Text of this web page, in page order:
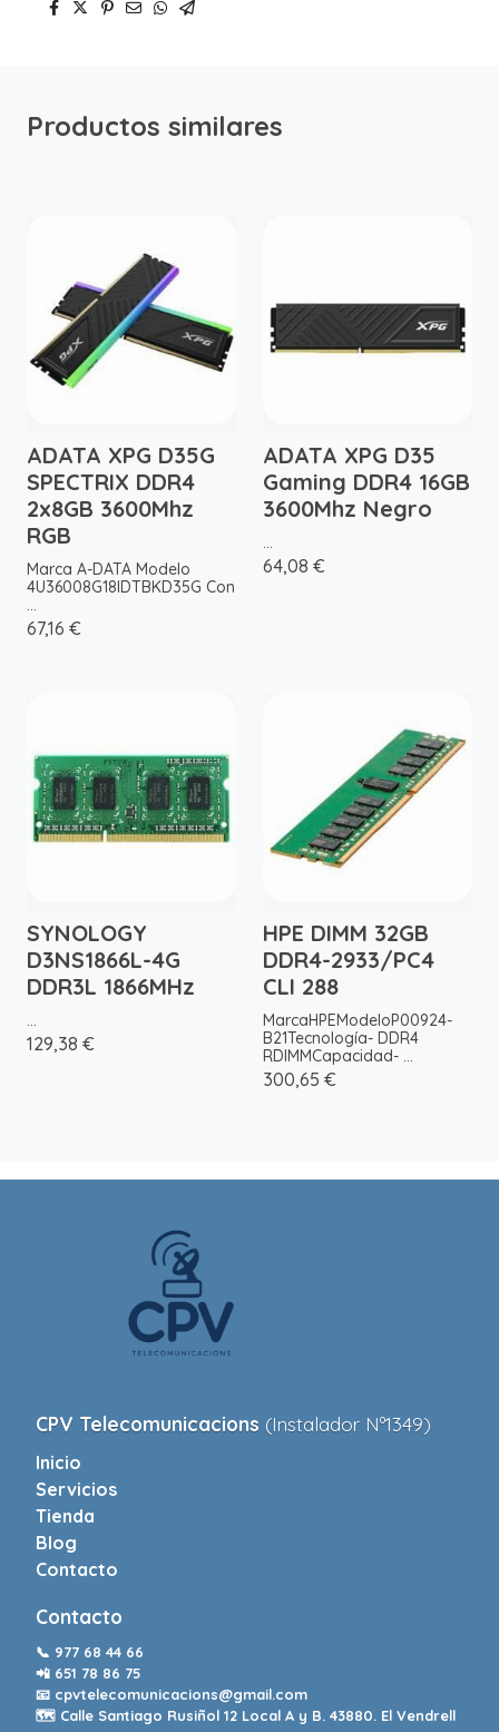
Productos similares
ADATA XPG D35G
SPECTRIX DDR4
2x8GB 3600Mhz
RGB
Marca A-DATA Modelo
4U36008G18IDTBKD35G Con
...
67,16 €
ADATA XPG D35
Gaming DDR4 16GB
3600Mhz Negro
...
64,08 €
SYNOLOGY
D3NS1866L-4G
DDR3L 1866MHz
...
129,38 €
HPE DIMM 32GB
DDR4-2933/PC4
CLI 288
MarcaHPEModeloP00924-
B21Tecnología- DDR4
RDIMMCapacidad- ...
300,65 €
CPV Telecomunicacions (Instalador Nº1349)
Inicio
Servicios
Tienda
Blog
Contacto
Contacto
📞 977 68 44 66
📲 651 78 86 75
📧 cpvtelecomunicacions@gmail.com
🗺️ Calle Santiago Rusiñol 12 Local A y B. 43880. El Vendrell